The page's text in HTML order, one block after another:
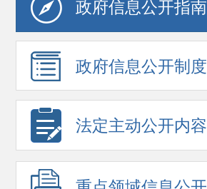
政府信息公开指南
政府信息公开制度
法定主动公开内容